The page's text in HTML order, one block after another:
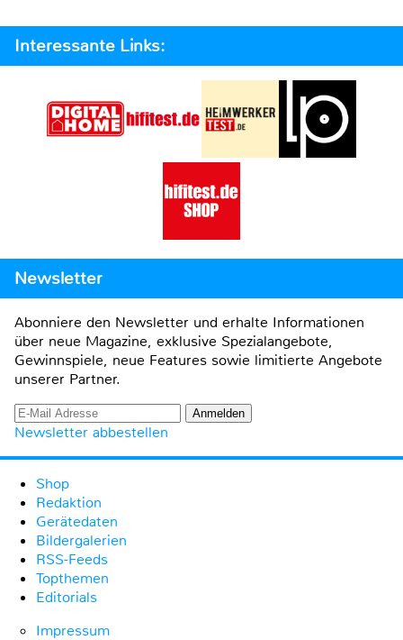
Interessante Links:
Newsletter
Abonniere den Newsletter und erhalte Informationen
über neue Magazine, exklusive Spezialangebote,
Gewinnspiele, neue Features sowie limitierte Angebote
unserer Partner.
Newsletter abbestellen
Shop
Redaktion
Gerätedaten
Bildergalerien
RSS-Feeds
Topthemen
Editorials
Impressum